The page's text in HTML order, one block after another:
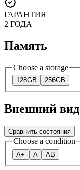
ГАРАНТИЯ
2 ГОДА
Память
Choose a storage
128GB 256GB
Внешний вид
Сравнить состояния
Choose a condition
A+ A AB